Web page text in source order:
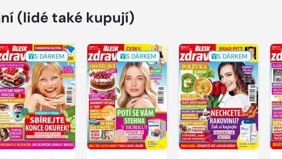
(lidé také kupují)
S DÁRKEM S DÁRKEM S DÁRKEM